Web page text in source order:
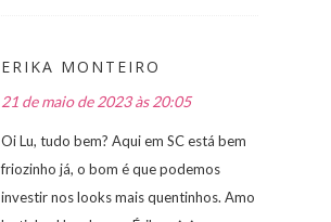
ERIKA MONTEIRO
21 de maio de 2023 às 20:05
Oi Lu, tudo bem? Aqui em SC está bem
friozinho já, o bom é que podemos
investir nos looks mais quentinhos. Amo